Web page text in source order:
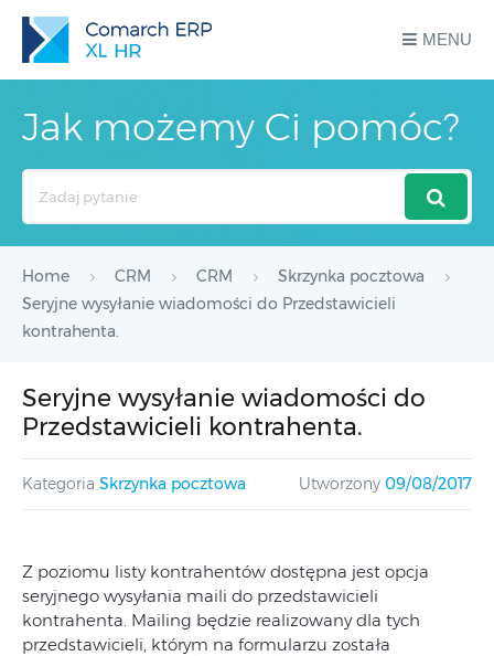
MENU
Jak możemy Ci pomóc?
Home CRM CRM
Skrzynka pocztowa
Seryjne wysyłanie wiadomości do Przedstawicieli
kontrahenta.
Seryjne wysyłanie wiadomości do
Przedstawicieli kontrahenta.
Kategoria Skrzynka pocztowa Utworzony 09/08/2017
Z poziomu listy kontrahentów dostępna jest opcja
seryjnego wysyłania maili do przedstawicieli
kontrahenta. Mailing będzie realizowany dla tych
przedstawicieli, którym na formularzu została